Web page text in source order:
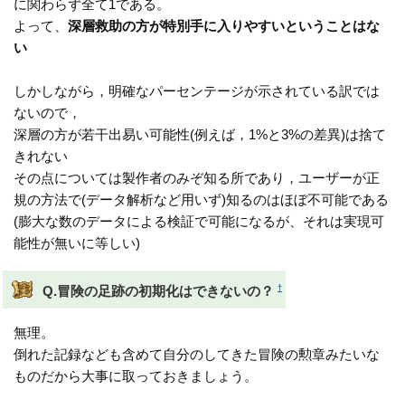
に関わらず全て1である。
よって、深層救助の方が特別手に入りやすいということはな
い
しかしながら，明確なパーセンテージが示されている訳では
ないので，
深層の方が若干出易い可能性(例えば，1%と3%の差異)は捨て
きれない
その点については製作者のみぞ知る所であり，ユーザーが正
規の方法で(データ解析など用いず)知るのはほぼ不可能である
(膨大な数のデータによる検証で可能になるが、それは実現可
能性が無いに等しい)
Q.冒険の足跡の初期化はできないの？ †
無理。
倒れた記録なども含めて自分のしてきた冒険の勲章みたいな
ものだから大事に取っておきましょう。